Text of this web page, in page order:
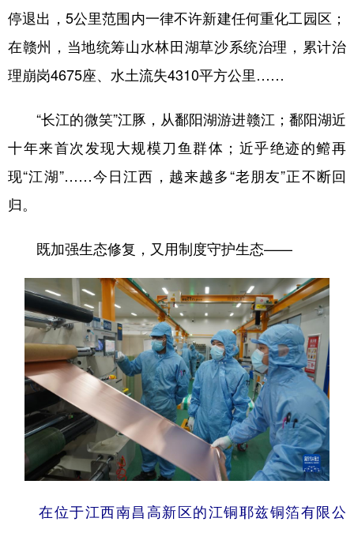
停退出，5公里范围内一律不许新建任何重化工园区；
在赣州，当地统筹山水林田湖草沙系统治理，累计治
理崩岗4675座、水土流失4310平方公里……
“长江的微笑”江豚，从鄱阳湖游进赣江；鄱阳湖近
十年来首次发现大规模刀鱼群体；近乎绝迹的鳤再
现“江湖”……今日江西，越来越多“老朋友”正不断回
归。
既加强生态修复，又用制度守护生态——
在位于江西南昌高新区的江铜耶兹铜箔有限公